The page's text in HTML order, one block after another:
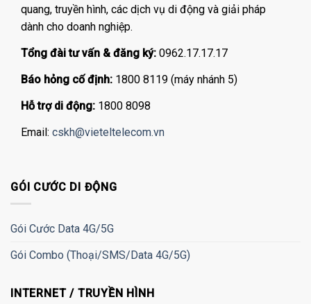
quang, truyền hình, các dịch vụ di động và giải pháp
dành cho doanh nghiệp.
Tổng đài tư vấn & đăng ký: 0962.17.17.17
Báo hỏng cố định: 1800 8119 (máy nhánh 5)
Hỗ trợ di động: 1800 8098
Email: cskh@vieteltelecom.vn
GÓI CƯỚC DI ĐỘNG
Gói Cước Data 4G/5G
Gói Combo (Thoại/SMS/Data 4G/5G)
INTERNET / TRUYỀN HÌNH